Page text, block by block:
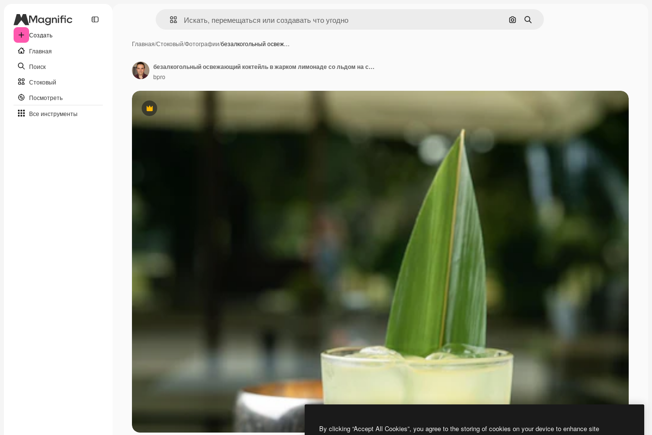
Создать
Главная
Поиск
Стоковый
Посмотреть
Все инструменты
Поиск по изображению
Поиск
Главная/Стоковый/Фотографии/безалкогольный освеж…
Премиум
безалкогольный освежающий коктейль в жарком лимонаде со льдом на сером столе
bpro
By clicking “Accept All Cookies”, you agree to the storing of cookies on your device to enhance site